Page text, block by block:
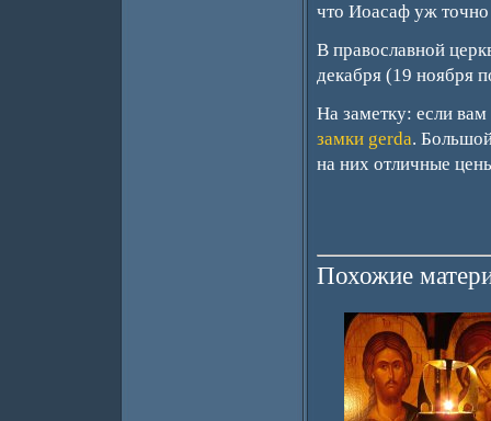
что Иоасаф уж
В православной
декабря (19 ноября
На заметку: если
замки gerda.
на них отличные
Похожие